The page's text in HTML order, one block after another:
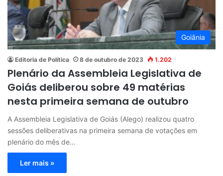
Goiânia
Editoria de Política 8 de outubro de 2023 1.202
Plenário da Assembleia Legislativa de
Goiás deliberou sobre 49 matérias
nesta primeira semana de outubro
A Assembleia Legislativa de Goiás (Alego) realizou quatro
sessões deliberativas na primeira semana de votações em
plenário do mês de…
Ler mais »